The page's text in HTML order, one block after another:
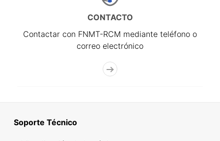
CONTACTO
Contactar con FNMT-RCM mediante teléfono o
correo electrónico
Soporte Técnico